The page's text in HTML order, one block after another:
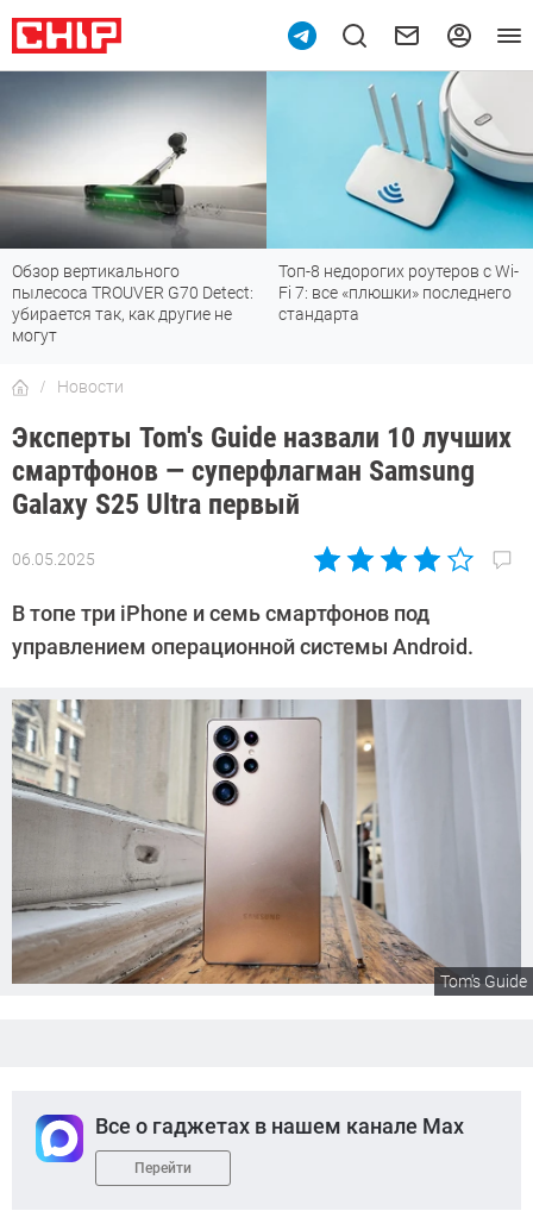
Обзор вертикального
пылесоса TROUVER G70 Detect:
убирается так, как другие не
могут
Топ-8 недорогих роутеров с Wi-
Fi 7: все «плюшки» последнего
стандарта
Новости
Эксперты Tom's Guide назвали 10 лучших
смартфонов — суперфлагман Samsung
Galaxy S25 Ultra первый
06.05.2025
Автор:
Калашников
В топе три iPhone и семь смартфонов под
управлением операционной системы Android.
Tom's Guide
Все о гаджетах в нашем канале Max
Перейти